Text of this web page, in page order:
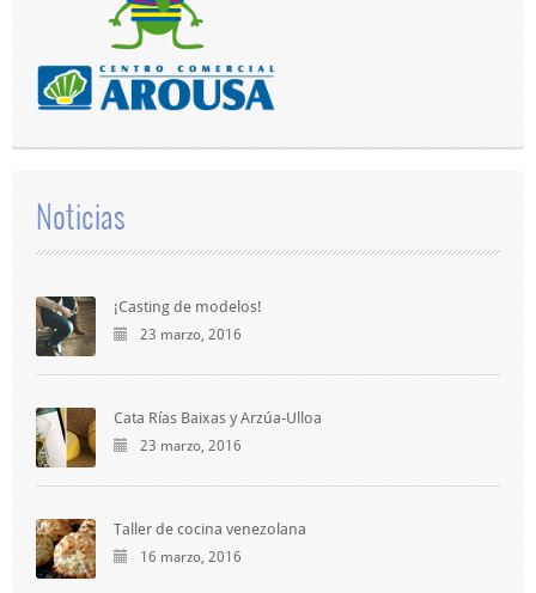
Noticias
¡Casting de modelos!
23 marzo, 2016
Cata Rías Baixas y Arzúa-Ulloa
23 marzo, 2016
Taller de cocina venezolana
16 marzo, 2016